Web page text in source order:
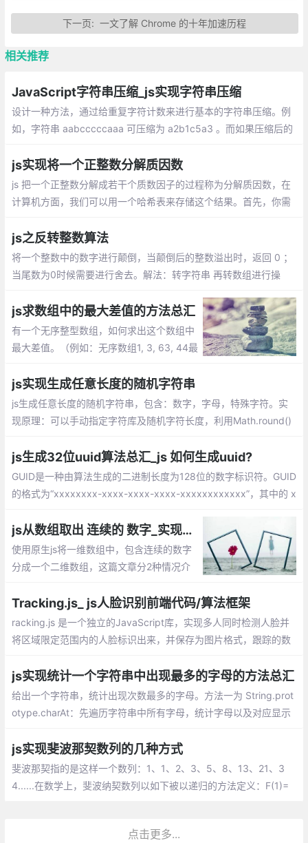
下一页:一文了解 Chrome 的十年加速历程
相关推荐
JavaScript字符串压缩_js实现字符串压缩
设计一种方法，通过给重复字符计数来进行基本的字符串压缩。例
如，字符串 aabcccccaaa 可压缩为 a2b1c5a3 。而如果压缩后的
串仅包括a-z的字母
js实现将一个正整数分解质因数
js 把一个正整数分解成若干个质数因子的过程称为分解质因数，在
计算机方面，我们可以用一个哈希表来存储这个结果。首先，你需
js之反转整数算法
将一个整数中的数字进行颠倒，当颠倒后的整数溢出时，返回 0 ；
当尾数为0时候需要进行舍去。解法：转字符串 再转数组进行操
js求数组中的最大差值的方法总汇
有一个无序整型数组，如何求出这个数组中
最大差值。（例如：无序数组1, 3, 63, 44最
数组，找到最大值和最小值，返回差值
js实现生成任意长度的随机字符串
js生成任意长度的随机字符串，包含：数字，字母，特殊字符。实
现原理：可以手动指定字符库及随机字符长度，利用Math.round()
js生成32位uuid算法总汇_js 如何生成uuid?
GUID是一种由算法生成的二进制长度为128位的数字标识符。GUID
的格式为“xxxxxxxx-xxxx-xxxx-xxxx-xxxxxxxxxxxx”，其中的 x
计算机和计算机集群都不会生成两个相同的GUID。
js从数组取出 连续的 数字_实现一维数组中连续数字分成几个连续的数字数组
使用原生js将一维数组中，包含连续的数字
分成一个二维数组，这篇文章分2种情况介
个数字。
Tracking.js_ js人脸识别前端代码/算法框架
racking.js 是一个独立的JavaScript库，实现多人同时检测人脸并
将区域限定范围内的人脸标识出来，并保存为图片格式，跟踪的数
定颜色，或者检测一个人体/脸的出现与移动，来触发JavaScript
事件。
js实现统计一个字符串中出现最多的字母的方法总汇
给出一个字符串，统计出现次数最多的字母。方法一为 String.prot
otype.charAt：先遍历字符串中所有字母，统计字母以及对应显示
otype.split：逻辑和方法一相同，只不过是通过 split 直接把字符串
先拆成数组。
js实现斐波那契数列的几种方式
斐波那契指的是这样一个数列：1、1、2、3、5、8、13、21、3
4......在数学上，斐波纳契数列以如下被以递归的方法定义：F(1)=
点击更多...